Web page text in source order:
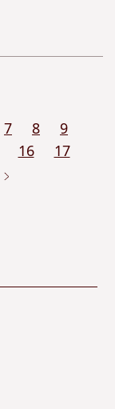
7 8
9
16
17